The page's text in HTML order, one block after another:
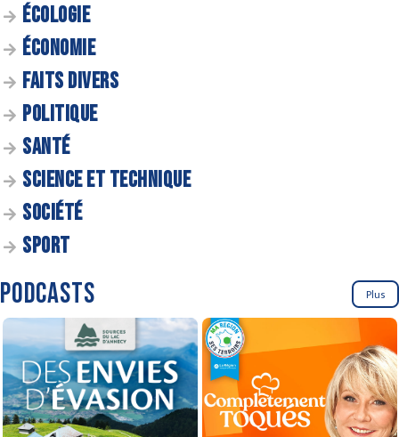
ÉCOLOGIE
ÉCONOMIE
FAITS DIVERS
POLITIQUE
SANTÉ
SCIENCE ET TECHNIQUE
SOCIÉTÉ
SPORT
PODCASTS Plus